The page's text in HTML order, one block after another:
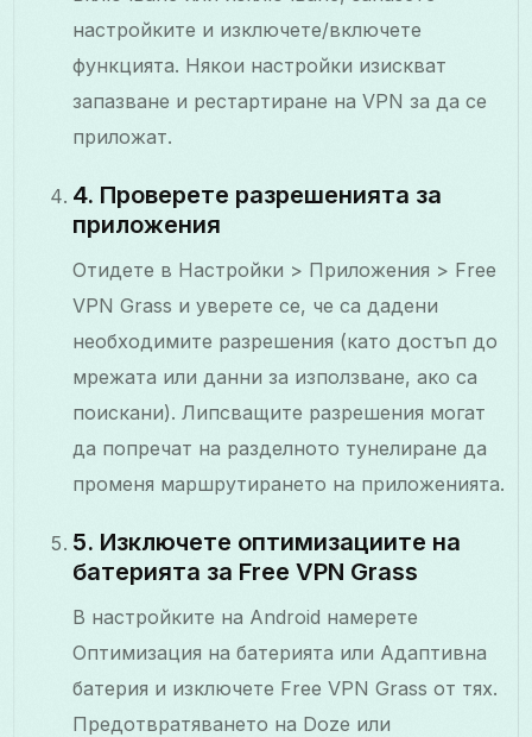
настройките и изключете/включете
функцията. Някои настройки изискват
запазване и рестартиране на VPN за да се
приложат.
4. Проверете разрешенията за
приложения
Отидете в Настройки > Приложения > Free
VPN Grass и уверете се, че са дадени
необходимите разрешения (като достъп до
мрежата или данни за използване, ако са
поискани). Липсващите разрешения могат
да попречат на разделното тунелиране да
променя маршрутирането на приложенията.
5. Изключете оптимизациите на
батерията за Free VPN Grass
В настройките на Android намерете
Оптимизация на батерията или Адаптивна
батерия и изключете Free VPN Grass от тях.
Предотвратяването на Doze или